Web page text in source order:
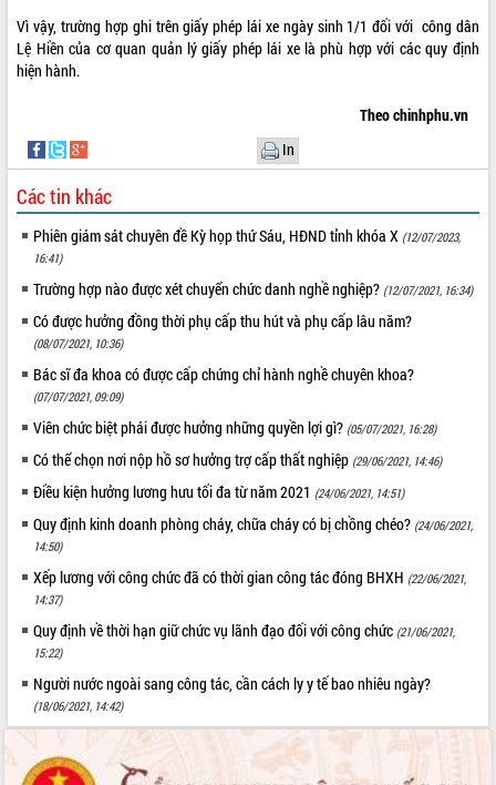
Vì vậy, trường hợp ghi trên giấy phép lái xe ngày sinh 1/1 đối với công dân
Lệ Hiền của cơ quan quản lý giấy phép lái xe là phù hợp với các quy định
hiện hành.
Theo chinhphu.vn
In
Các tin khác
Phiên giám sát chuyên đề Kỳ họp thứ Sáu, HĐND tỉnh khóa X (12/07/2023,
16:41)
Trường hợp nào được xét chuyển chức danh nghề nghiệp? (12/07/2021, 16:34)
Có được hưởng đồng thời phụ cấp thu hút và phụ cấp lâu năm?
(08/07/2021, 10:36)
Bác sĩ đa khoa có được cấp chứng chỉ hành nghề chuyên khoa?
(07/07/2021, 09:09)
Viên chức biệt phái được hưởng những quyền lợi gì? (05/07/2021, 16:28)
Có thể chọn nơi nộp hồ sơ hưởng trợ cấp thất nghiệp (29/06/2021, 14:46)
Điều kiện hưởng lương hưu tối đa từ năm 2021 (24/06/2021, 14:51)
Quy định kinh doanh phòng cháy, chữa cháy có bị chồng chéo? (24/06/2021,
14:50)
Xếp lương với công chức đã có thời gian công tác đóng BHXH (22/06/2021,
14:37)
Quy định về thời hạn giữ chức vụ lãnh đạo đối với công chức (21/06/2021,
15:22)
Người nước ngoài sang công tác, cần cách ly y tế bao nhiêu ngày?
(18/06/2021, 14:42)